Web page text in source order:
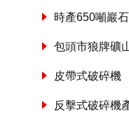
時產650噸巖
包頭市狼牌礦
皮帶式破碎機
反擊式破碎機